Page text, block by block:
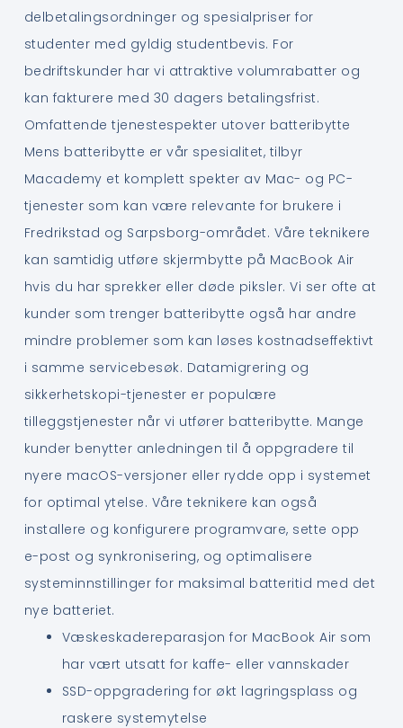
delbetalingsordninger og spesialpriser for
studenter med gyldig studentbevis. For
bedriftskunder har vi attraktive volumrabatter og
kan fakturere med 30 dagers betalingsfrist.
Omfattende tjenestespekter utover batteribytte
Mens batteribytte er vår spesialitet, tilbyr
Macademy et komplett spekter av Mac- og PC-
tjenester som kan være relevante for brukere i
Fredrikstad og Sarpsborg-området. Våre teknikere
kan samtidig utføre skjermbytte på MacBook Air
hvis du har sprekker eller døde piksler. Vi ser ofte at
kunder som trenger batteribytte også har andre
mindre problemer som kan løses kostnadseffektivt
i samme servicebesøk. Datamigrering og
sikkerhetskopi-tjenester er populære
tilleggstjenester når vi utfører batteribytte. Mange
kunder benytter anledningen til å oppgradere til
nyere macOS-versjoner eller rydde opp i systemet
for optimal ytelse. Våre teknikere kan også
installere og konfigurere programvare, sette opp
e-post og synkronisering, og optimalisere
systeminnstillinger for maksimal batteritid med det
nye batteriet.
Væskeskadereparasjon for MacBook Air som
har vært utsatt for kaffe- eller vannskader
SSD-oppgradering for økt lagringsplass og
raskere systemytelse